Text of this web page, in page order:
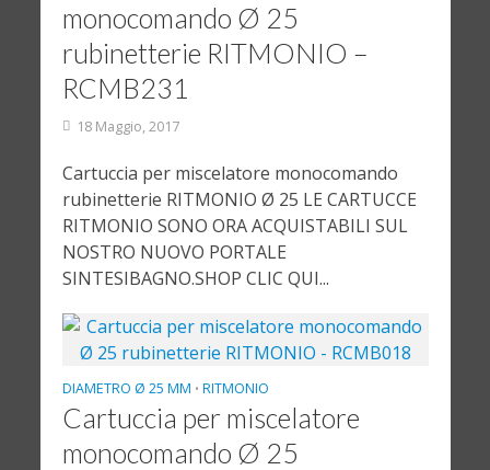
monocomando Ø 25
rubinetterie RITMONIO –
RCMB231
18 Maggio, 2017
Cartuccia per miscelatore monocomando
rubinetterie RITMONIO Ø 25 LE CARTUCCE
RITMONIO SONO ORA ACQUISTABILI SUL
NOSTRO NUOVO PORTALE
SINTESIBAGNO.SHOP CLIC QUI...
DIAMETRO Ø 25 MM • RITMONIO
Cartuccia per miscelatore
monocomando Ø 25